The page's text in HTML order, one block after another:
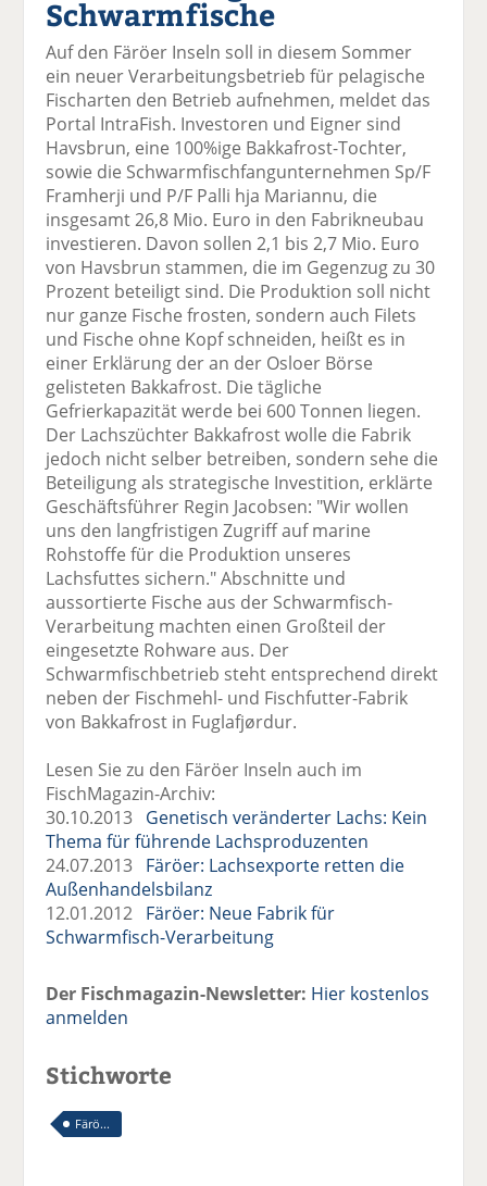
uf
F
ac
e
b
o
o
k
te
il
e
n
wi
tt
er
n
uf
Li
n
k
e
di
n
te
il
e
n
er
E
m
ai
l
v
se
n
d
e
n
ck
e
Schwarmfische
Auf den Färöer Inseln soll in diesem Sommer
ein neuer Verarbeitungsbetrieb für pelagische
Fischarten den Betrieb aufnehmen, meldet das
Portal IntraFish. Investoren und Eigner sind
Havsbrun, eine 100%ige Bakkafrost-Tochter,
sowie die Schwarmfischfangunternehmen Sp/F
Framherji und P/F Palli hja Mariannu, die
insgesamt 26,8 Mio. Euro in den Fabrikneubau
investieren. Davon sollen 2,1 bis 2,7 Mio. Euro
von Havsbrun stammen, die im Gegenzug zu 30
Prozent beteiligt sind. Die Produktion soll nicht
nur ganze Fische frosten, sondern auch Filets
und Fische ohne Kopf schneiden, heißt es in
einer Erklärung der an der Osloer Börse
gelisteten Bakkafrost. Die tägliche
Gefrierkapazität werde bei 600 Tonnen liegen.
Der Lachszüchter Bakkafrost wolle die Fabrik
jedoch nicht selber betreiben, sondern sehe die
Beteiligung als strategische Investition, erklärte
Geschäftsführer Regin Jacobsen: "Wir wollen
uns den langfristigen Zugriff auf marine
Rohstoffe für die Produktion unseres
Lachsfuttes sichern." Abschnitte und
aussortierte Fische aus der Schwarmfisch-
Verarbeitung machten einen Großteil der
eingesetzte Rohware aus. Der
Schwarmfischbetrieb steht entsprechend direkt
neben der Fischmehl- und Fischfutter-Fabrik
von Bakkafrost in Fuglafjørdur.
Lesen Sie zu den Färöer Inseln auch im
FischMagazin-Archiv:
30.10.2013 Genetisch veränderter Lachs: Kein
Thema für führende Lachsproduzenten
24.07.2013 Färöer: Lachsexporte retten die
Außenhandelsbilanz
12.01.2012 Färöer: Neue Fabrik für
Schwarmfisch-Verarbeitung
Der Fischmagazin-Newsletter: Hier kostenlos
anmelden
Stichworte
Färö...